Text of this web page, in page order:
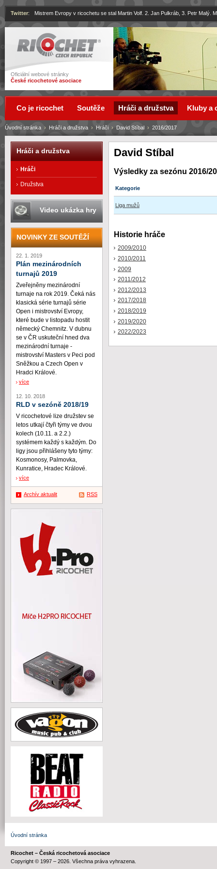
Ricochet
Oficiální webové stránky
České ricochetové asociace
Twitter: Mistrem Evropy v ricochetu se stal Martin Volf. 2. Jan Pulkráb, 3. Petr Malý.
David Stíbal
Výsledky za sezónu 2016/
Kategorie
Liga mužů
Historie hráče
2009/2010
2010/2011
2009
2011/2012
2012/2013
2017/2018
2018/2019
2019/2020
2022/2023
Úvodní stránka › Hráči a družstva › Hráči › David Stíbal › 2016/2017
Co je ricochet Soutěže Hráči a družstva Kluby a
Hráči a družstva
Hráči
Družstva
Video ukázka hry
NOVINKY ZE SOUTĚŽÍ
22. 1. 2019
Plán mezinárodních
turnajů 2019
Zveřejněny mezinárodní
turnaje na rok 2019. Čeká nás
klasická série turnajů série
Open i mistrovství Evropy,
které bude v listopadu hostit
německý Chemnitz. V dubnu
se v ČR uskuteční hned dva
mezinárodní turnaje -
mistrovství Masters v Peci pod
Sněžkou a Czech Open v
Hradci Králové.
více
12. 10. 2018
RLD v sezóně 2018/19
V ricochetové lize družstev se
letos utkají čtyři týmy ve dvou
kolech (10.11. a 2.2.)
systémem každý s každým. Do
ligy jsou přihlášeny tyto týmy:
Kosmonosy, Palmovka,
Kunratice, Hradec Králové.
více
Archív aktualit RSS
Úvodní stránka
Ricochet – Česká ricochetová asociace
Copyright © 1997 – 2026. Všechna práva vyhrazena.